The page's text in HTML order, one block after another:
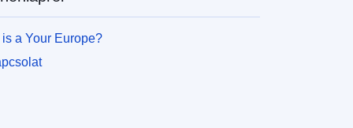
is a Your Europe?